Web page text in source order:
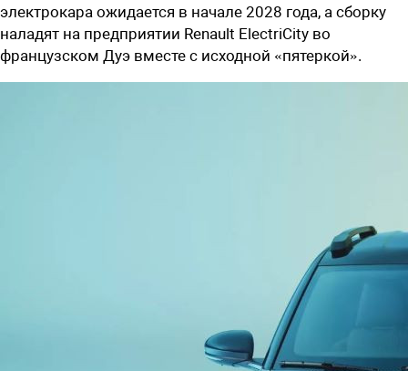
электрокара ожидается в начале 2028 года, а сборку
наладят на предприятии Renault ElectriCity во
французском Дуэ вместе с исходной «пятеркой».